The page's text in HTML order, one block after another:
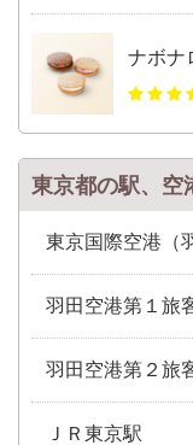
ナボナ
東京都の駅、空
東京国際空港（
羽田空港第１旅
羽田空港第２旅
ＪＲ東京駅